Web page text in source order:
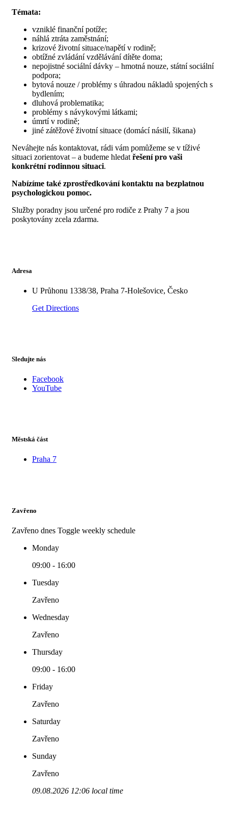
Témata:
vzniklé finanční potíže;
náhlá ztráta zaměstnání;
krizové životní situace/napětí v rodině;
obtížné zvládání vzdělávání dítěte doma;
nepojistné sociální dávky – hmotná nouze, státní sociální
podpora;
bytová nouze / problémy s úhradou nákladů spojených s
bydlením;
dluhová problematika;
problémy s návykovými látkami;
úmrtí v rodině;
jiné zátěžové životní situace (domácí násilí, šikana)
Neváhejte nás kontaktovat, rádi vám pomůžeme se v tíživé
situaci zorientovat – a budeme hledat řešení pro vaši
konkrétní rodinnou situaci.
Nabízíme také zprostředkování kontaktu na bezplatnou
psychologickou pomoc.
Služby poradny jsou určené pro rodiče z Prahy 7 a jsou
poskytovány zcela zdarma.
Adresa
U Průhonu 1338/38, Praha 7-Holešovice, Česko
Get Directions
Sledujte nás
Facebook
YouTube
Městská část
Praha 7
Zavřeno
Zavřeno dnes Toggle weekly schedule
Monday
09:00 - 16:00
Tuesday
Zavřeno
Wednesday
Zavřeno
Thursday
09:00 - 16:00
Friday
Zavřeno
Saturday
Zavřeno
Sunday
Zavřeno
09.08.2026 12:06 local time